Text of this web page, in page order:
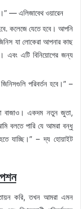
— এলিজাবেথ ওয়ারেন
কলেজে যেতে হবে। আপনি
যা লোকেরা আপনার কাছ
এবং এটি বিনিয়োগের জন্য
পরিবর্তন হবে।” –
বাজাও। একদম নতুন জুতা,
বলতে পারি যে আমরা বন্ধু
যাচ্ছি।” – দ্য হোয়াইট
করি, তখন আমরা এমন